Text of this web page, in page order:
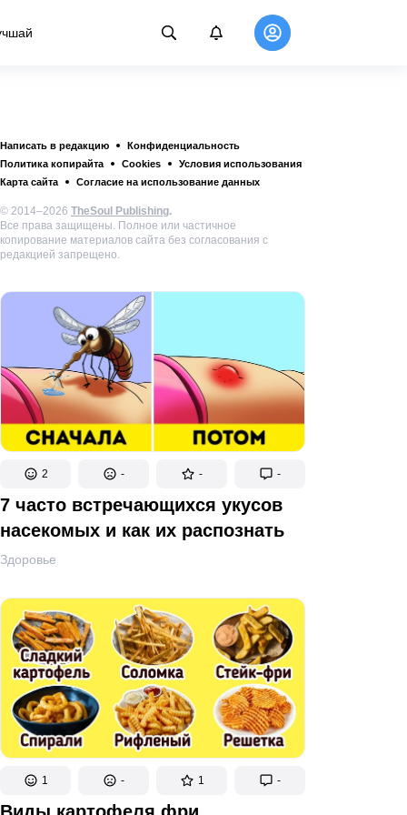
Написать в редакцию
Конфиденциальность
Политика копирайта
Cookies
Условия использования
Карта сайта
Согласие на использование данных
© 2014–2026 TheSoul Publishing.
Все права защищены. Полное или частичное
копирование материалов сайта без согласования с
редакцией запрещено.
2 - - -
7 часто встречающихся укусов
насекомых и как их распознать
Здоровье
1 - 1 -